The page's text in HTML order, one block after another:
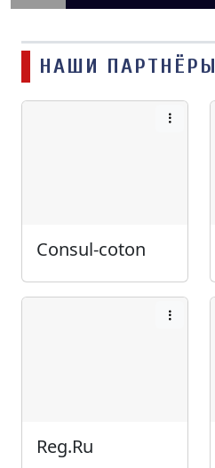
НАШИ ПАРТНЁРЫ
Consul-coton
Reg.Ru